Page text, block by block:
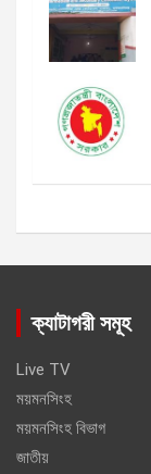
ক্যাটাগরী সমূহ
Live TV
ময়মনসিংহ
ময়মনসিংহ বিভাগ
জাতীয়